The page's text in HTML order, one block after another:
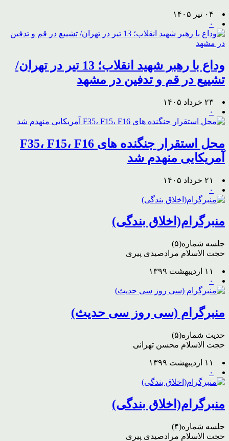
۰۴ تیر ۱۴۰۵
۰
وداع با رهبر شهید انقلاب؛ 13 تیر در تهران/
تشییع در قم و تدفین در مشهد
۲۳ خرداد ۱۴۰۵
۰
محل استقرار جنگنده های F35، F15، F16
آمریکایی منهدم شد
۲۱ خرداد ۱۴۰۵
۰
منبرگرام(اخلاق بندگی)
جلسه شماره(۵)
حجت الاسلام مرادصیدی پیری
۱۱ اردیبهشت ۱۳۹۹
۰
منبرگرام (سی روز سی حدیث)
حدیث شماره(۵)
حجت الاسلام محسن تهرانی
۱۱ اردیبهشت ۱۳۹۹
۰
منبرگرام(اخلاق بندگی)
جلسه شماره(۴)
حجت الاسلام مرادصیدی پیری